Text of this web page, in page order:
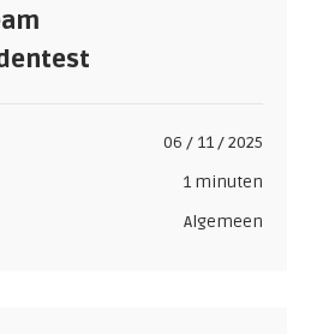
06 / 11 / 2025
1 minuten
Algemeen